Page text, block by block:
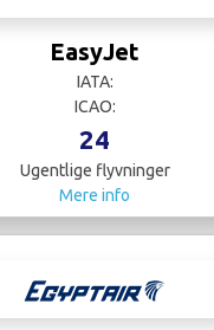
EasyJet
IATA:
ICAO:
24
Ugentlige flyvninger
Mere info